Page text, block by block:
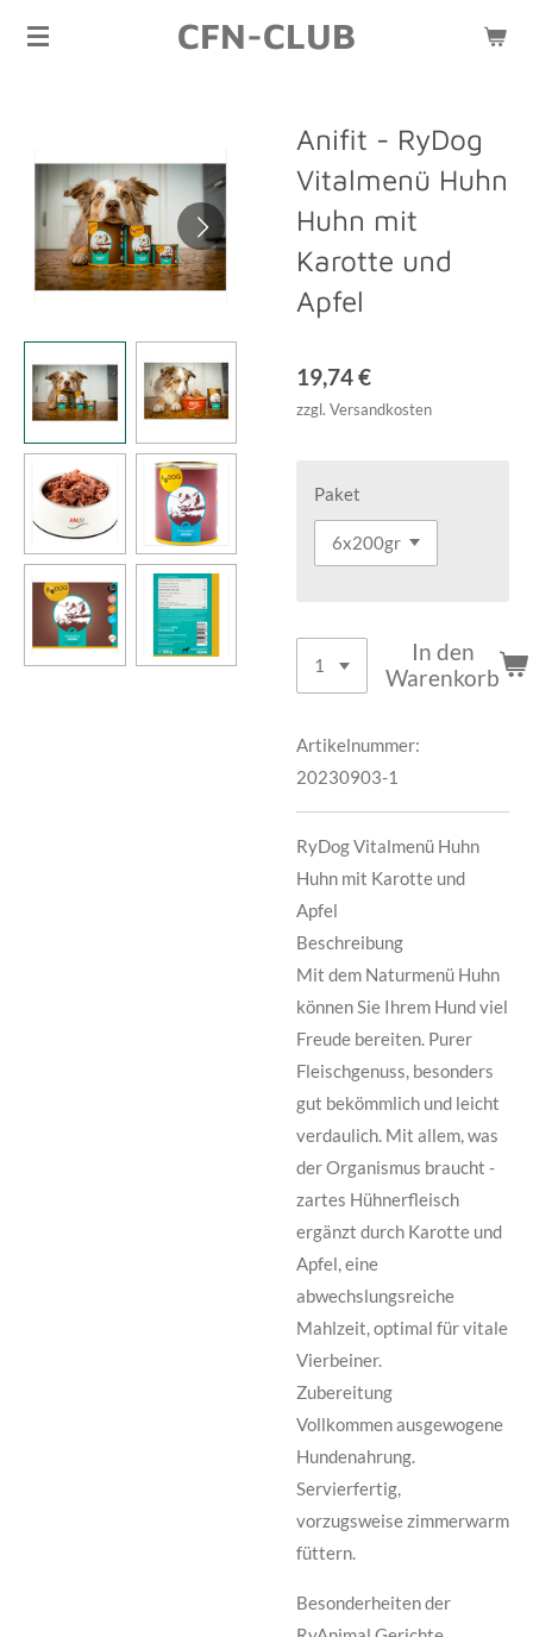
Zum
CFN-CLUB
Anifit - RyDog
Vitalmenü Huhn
Huhn mit
Karotte und
Apfel
19,74 €
zzgl. Versandkosten
Paket
In den
Warenkorb
Artikelnummer:
20230903-1
RyDog Vitalmenü Huhn
Huhn mit Karotte und
Apfel
Beschreibung
Mit dem Naturmenü Huhn
können Sie Ihrem Hund viel
Freude bereiten. Purer
Fleischgenuss, besonders
gut bekömmlich und leicht
verdaulich. Mit allem, was
der Organismus braucht -
zartes Hühnerfleisch
ergänzt durch Karotte und
Apfel, eine
abwechslungsreiche
Mahlzeit, optimal für vitale
Vierbeiner.
Zubereitung
Vollkommen ausgewogene
Hundenahrung.
Servierfertig,
vorzugsweise zimmerwarm
füttern.
Besonderheiten der